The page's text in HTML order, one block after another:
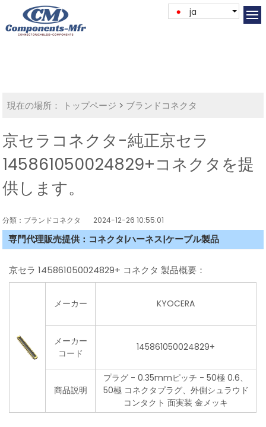
ja
現在の場所： トップページ > ブランドコネクタ
京セラコネクタ-純正京セラ
145861050024829+コネクタを提
供します。
分類：ブランドコネクタ 2024-12-26 10:55:01
専門代理販売提供：コネクタ|ハーネス|ケーブル製品
京セラ 145861050024829+ コネクタ 製品概要：
メーカー KYOCERA
メーカー
コード
145861050024829+
商品説明
プラグ - 0.35mmピッチ - 50極 0.6、
50極 コネクタプラグ、外側シュラウド
コンタクト 面実装 金メッキ